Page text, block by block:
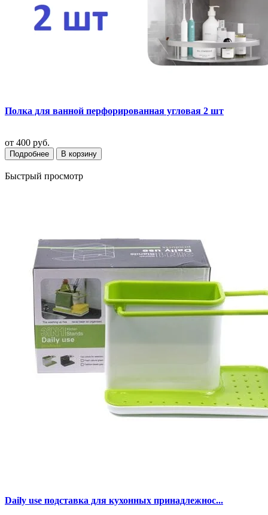
Полка для ванной перфорированная угловая 2 шт
от 400 руб.
Подробнее В корзину
Быстрый просмотр
Daily use подставка для кухонных принадлежнос...